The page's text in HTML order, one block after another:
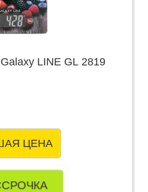
LINE GL 2819
ЦЕНА